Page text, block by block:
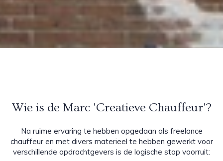
Wie is de Marc 'Creatieve Chauffeur'?
Na ruime ervaring te hebben opgedaan als freelance
chauffeur en met divers materieel te hebben gewerkt voor
verschillende opdrachtgevers is de logische stap voorruit: